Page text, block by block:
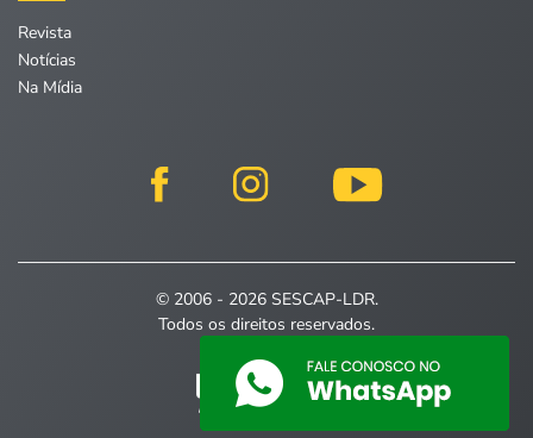
Revista
Notícias
Na Mídia
© 2006 - 2026 SESCAP-LDR.
Todos os direitos reservados.